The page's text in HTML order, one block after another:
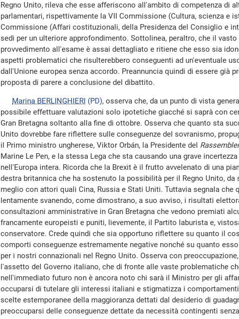
Regno Unito, rileva che esse afferiscono all'ambito di competenza di
parlamentari, rispettivamente la VII Commissione (Cultura, scienza e
Commissione (Affari costituzionali, della Presidenza del Consiglio e
sedi per un ulteriore approfondimento. Sottolinea, peraltro, che il
provvedimento all'esame è assai dettagliato e ritiene che esso sia
aspetti problematici che risulterebbero conseguenti ad un'eventuale
dall'Unione europea senza accordo. Preannuncia quindi di essere già
proposta di parere a conclusione del dibattito.
Marina BERLINGHIERI (PD), osserva che, da un punto di vista
possibile effettuare valutazioni solo ipotetiche giacché si saprà con
Gran Bretagna soltanto alla fine di ottobre. Osserva che quanto sta
Unito dovrebbe fare riflettere sulle conseguenze del sovranismo,
il Primo ministro ungherese, Viktor Orbán, la Presidente del
Marine Le Pen, e la stessa Lega che sta causando una grave
nell'Europa intera. Ricorda che la Brexit è il frutto avvelenato di una
destra britannica che ha sostenuto la possibilità per il Regno Unito, da
meglio con attori quali Cina, Russia e Stati Uniti. Tuttavia segnala che
lentamente svanendo, come dimostrano, a suo avviso, i risultati
consultazioni amministrative in Gran Bretagna che vedono premiati
francamente europeisti e puniti, lievemente, il Partito laburista e,
conservatore. Crede quindi che sia opportuno riflettere su quanto il
comporti conseguenze estremamente negative nonché su quanto
per i nostri connazionali nel Regno Unito. Osserva con
l'assetto del Governo italiano, che di fronte alle vaste problematiche
nell'immediato futuro non è ancora noto chi sarà il Ministro per gli
occuparsi di tutelare gli interessi italiani e stigmatizza i
scelte estemporanee della maggioranza dettati dal desiderio di
preoccuparsi delle conseguenze dettate da necessità contingenti